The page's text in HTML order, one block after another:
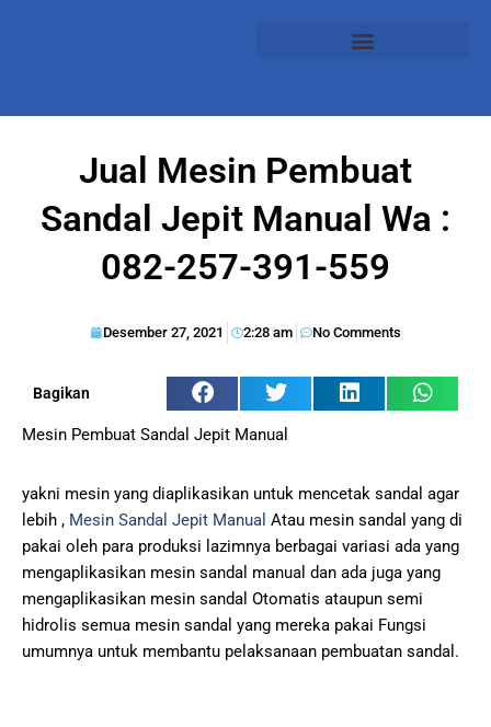
Jual Mesin Pembuat
Sandal Jepit Manual Wa :
082-257-391-559
Desember 27, 2021 2:28 am No Comments
Bagikan
Mesin Pembuat Sandal Jepit Manual
yakni mesin yang diaplikasikan untuk mencetak sandal agar
lebih , Mesin Sandal Jepit Manual Atau mesin sandal yang di
pakai oleh para produksi lazimnya berbagai variasi ada yang
mengaplikasikan mesin sandal manual dan ada juga yang
mengaplikasikan mesin sandal Otomatis ataupun semi
hidrolis semua mesin sandal yang mereka pakai Fungsi
umumnya untuk membantu pelaksanaan pembuatan sandal.